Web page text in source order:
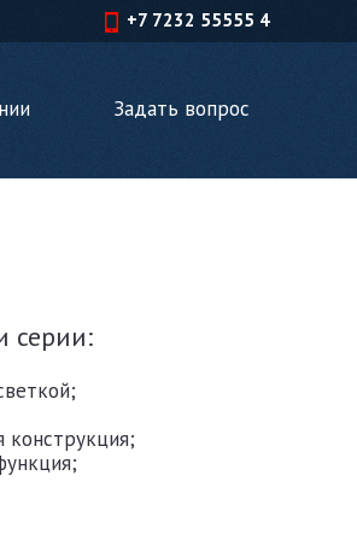
+7 7232 55555 4
Задать вопрос
серии:
конструкция;